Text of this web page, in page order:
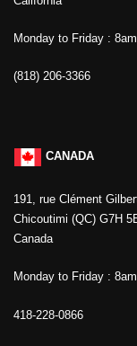
Monday to Friday :
(818) 206-3366
CANADA
191, rue Clément
Chicoutimi (QC) G7H
Canada
Monday to Friday :
418-228-0866